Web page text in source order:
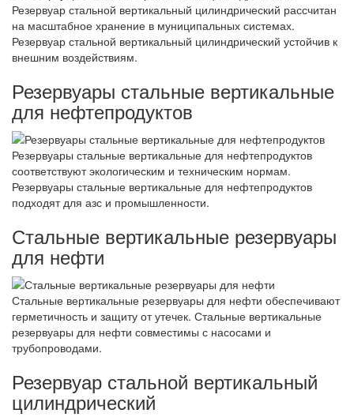
Резервуар стальной вертикальный цилиндрический рассчитан
на масштабное хранение в муниципальных системах.
Резервуар стальной вертикальный цилиндрический устойчив к
внешним воздействиям.
Резервуары стальные вертикальные
для нефтепродуктов
Резервуары стальные вертикальные для нефтепродуктов
соответствуют экологическим и техническим нормам.
Резервуары стальные вертикальные для нефтепродуктов
подходят для азс и промышленности.
Стальные вертикальные резервуары
для нефти
Стальные вертикальные резервуары для нефти обеспечивают
герметичность и защиту от утечек. Стальные вертикальные
резервуары для нефти совместимы с насосами и
трубопроводами.
Резервуар стальной вертикальный
цилиндрический